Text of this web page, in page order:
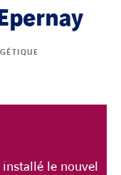
installé le nouvel